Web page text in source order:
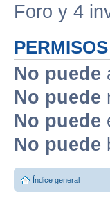
Foro y 4
No puede
No puede
No puede
No puede
Índice general